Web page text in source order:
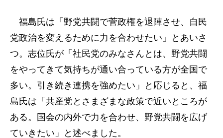
福島氏は「野党共闘で菅政権を退陣させ、自民
党政治を変えるために力を合わせたい」とあいさ
つ。志位氏が「社民党のみなさんとは、野党共闘
をやってきて気持ちが通い合っている方が全国で
多い。引き続き連携を強めたい」と応じると、福
島氏は「共産党とさまざまな政策で近いところが
ある。国会の内外で力を合わせ、野党共闘を広げ
ていきたい」と述べました。